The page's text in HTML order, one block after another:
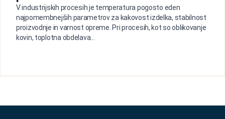
V industrijskih procesih je temperatura pogosto eden
najpomembnejših parametrov za kakovost izdelka, stabilnost
proizvodnje in varnost opreme. Pri procesih, kot so oblikovanje
kovin, toplotna obdelava...